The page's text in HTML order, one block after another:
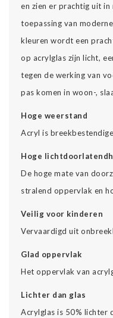
en zien er prachtig uit
toepassing van
kleuren wordt een
op acrylglas zijn licht,
tegen de werking van
pas komen in woon-,
Hoge weerstand
Acryl is
Hoge
De hoge mate van
stralend oppervlak en
Veilig voor kinderen
Vervaardigd uit
Glad oppervlak
Het oppervlak van
Lichter dan glas
Acrylglas is 50% lichter